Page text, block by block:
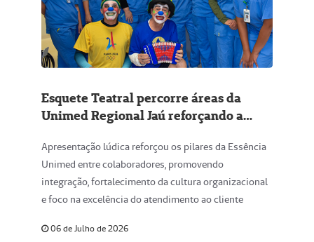
Esquete Teatral percorre áreas da
Unimed Regional Jaú reforçando a
Apresentação lúdica reforçou os pilares da Essência
Unimed entre colaboradores, promovendo
integração, fortalecimento da cultura organizacional
e foco na excelência do atendimento ao cliente
06 de Julho de 2026